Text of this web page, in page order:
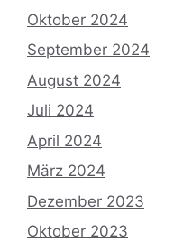
Oktober 2024
September 2024
August 2024
Juli 2024
April 2024
März 2024
Dezember 2023
Oktober 2023